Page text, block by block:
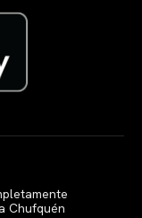
Chufquén